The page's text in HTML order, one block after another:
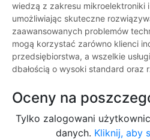
wiedzą z zakresu mikroelektroniki
umożliwiając skuteczne
zaawansowanych problemów
mogą korzystać zarówno klienci
przedsiębiorstwa, a wszelkie
dbałością o wysoki standard oraz
Oceny na
Tylko zalogowani
danych. Kliknij, aby